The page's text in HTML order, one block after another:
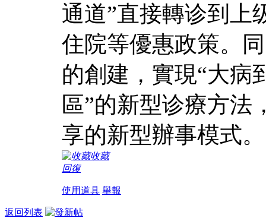
通道”直接轉诊到上
住院等優惠政策。
的創建，實現“大病
區”的新型诊療方法
享的新型辦事模式。
收藏
回復
使用道具 舉報
返回列表